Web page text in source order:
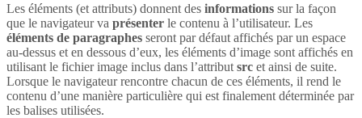
Les éléments (et attributs) donnent des informations sur la façon
que le navigateur va présenter le contenu à l’utilisateur. Les
éléments de paragraphes seront par défaut affichés par un espace
au-dessus et en dessous d’eux, les éléments d’image sont affichés en
utilisant le fichier image inclus dans l’attribut src et ainsi de suite.
Lorsque le navigateur rencontre chacun de ces éléments, il rend le
contenu d’une manière particulière qui est finalement déterminée par
les balises utilisées.